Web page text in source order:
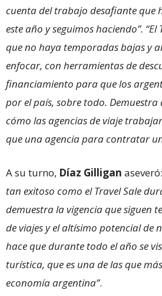
cuenta del trabajo desafiante que
este año y seguimos haciendo”.
que no haya temporadas bajas y
enfocar, con herramientas de
financiamiento para que los
por el país, sobre todo.
cómo las agencias de viaje
que una agencia para contratar
A su turno, Díaz Gilligan aseveró:
tan exitoso como el Travel Sale
demuestra la vigencia que siguen
de viajes y el altísimo potencial de
hace que durante todo el año se
turística, que es una de las que
economía argentina”.